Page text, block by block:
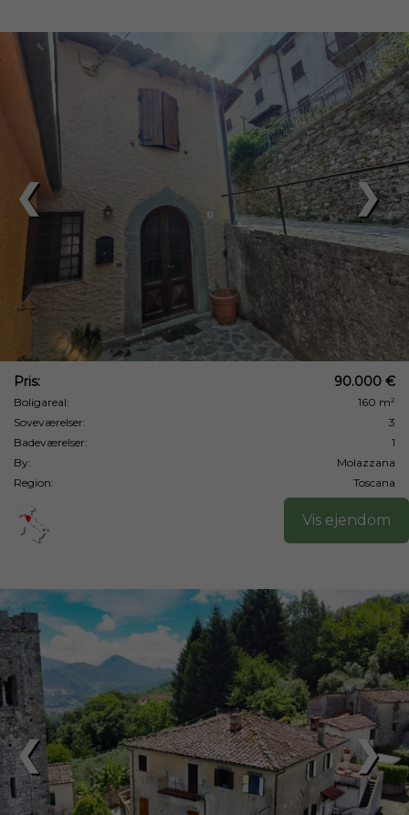
❯
❮
Pris: 90.000 €
Boligareal:
160 m²
Soveværelser:
3
Badeværelser:
1
By:
Molazzana
Region:
Toscana
Vis ejendom
❯
❮